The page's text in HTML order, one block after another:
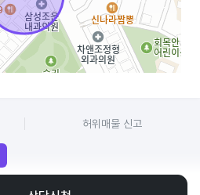
허위매물 신고